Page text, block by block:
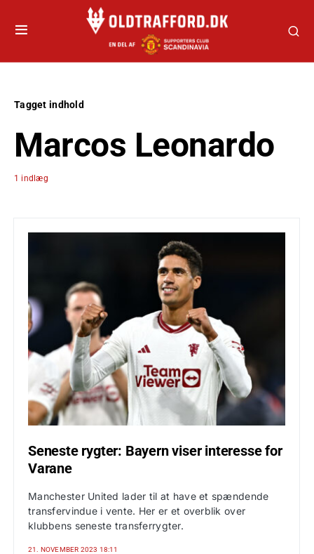
Tagget indhold
Marcos Leonardo
1 indlæg
Seneste rygter: Bayern viser interesse for
Varane
Manchester United lader til at have et spændende
transfervindue i vente. Her er et overblik over
klubbens seneste transferrygter.
21. NOVEMBER 2023 18:11